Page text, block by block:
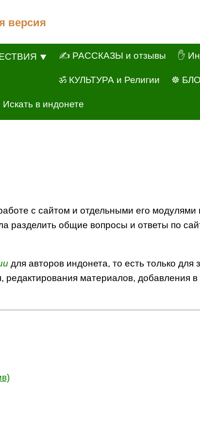
версия
⯆ ✍ РАССКАЗЫ и отзывы ✋
ॐ КУЛЬТУРА и Религии ☸
Искать в индонете
с сайтом и отдельными его
разделить общие вопросы и ответы по
для авторов индонета, то есть только
редактирования материалов, добавления в